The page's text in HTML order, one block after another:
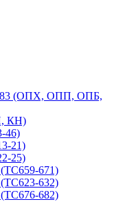
83 (ОПХ, ОПП, ОПБ,
КН)
46)
21)
25)
671)
632)
682)